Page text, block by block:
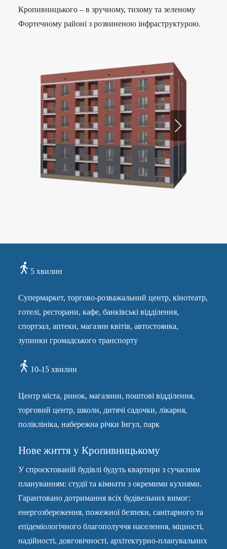
Кропивницького – в зручному, тихому та зеленому
Фортечному районі з розвиненою інфраструктурою.
5 хвилин
Супермаркет, торгово-розважальний центр, кінотеатр,
готелі, ресторани, кафе, банківські відділення,
спортзал, аптеки, магазин квітів, автостоянка,
зупинки громадського транспорту
10-15 хвилин
Центр міста, ринок, магазини, поштові відділення,
торговий центр, школи, дитячі садочки, лікарня,
поліклініка, набережна річки Інгул, парк
Нове життя у Кропивницькому
У спроєктованій будівлі будуть квартири з сучасним
плануванням: студії та кімнати з окремими кухнями.
Гарантовано дотримання всіх будівельних вимог:
енергозбереження, пожежної безпеки, санітарного та
епідеміологічного благополуччя населення, міцності,
надійності, довговічності, архітектурно-планувальних